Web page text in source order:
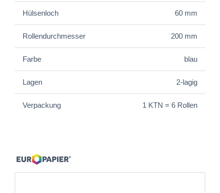
Hülsenloch 60 mm
Rollendurchmesser 200 mm
Farbe blau
Lagen 2-lagig
Verpackung 1 KTN = 6 Rollen